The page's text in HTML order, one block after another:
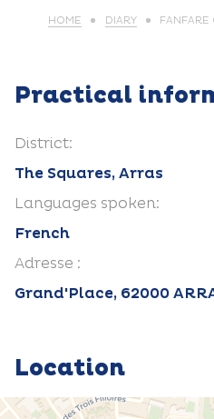
HOME DIARY FANFARE
Practical
District:
The Squares, Arras
Languages spoken:
French
Adresse :
Grand'Place, 62000
Location